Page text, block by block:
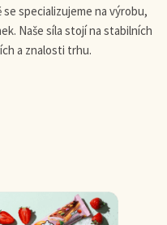
specializujeme na výrobu,
Naše síla stojí na stabilních
a znalosti trhu.